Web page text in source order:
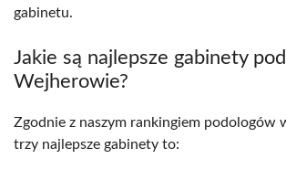
gabinetu.
Jakie są najlepsze gabinety
Wejherowie?
Zgodnie z naszym rankingiem podologów
trzy najlepsze gabinety to: